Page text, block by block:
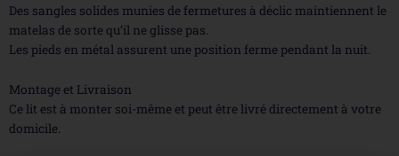
Des sangles solides munies de fermetures à déclic maintiennent le
matelas de sorte qu’il ne glisse pas.
Les pieds en métal assurent une position ferme pendant la nuit.
Montage et Livraison
Ce lit est à monter soi-même et peut être livré directement à votre
domicile.